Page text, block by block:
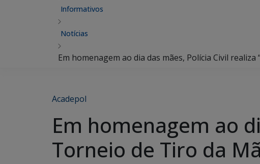
Informativos
Notícias
Em homenagem ao dia das mães, Polícia Civil
Acadepol
Em homenagem ao
Torneio de Tiro da